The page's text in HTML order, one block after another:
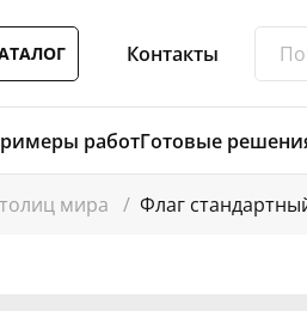
Контакты
работГотовые
мира / Флаг